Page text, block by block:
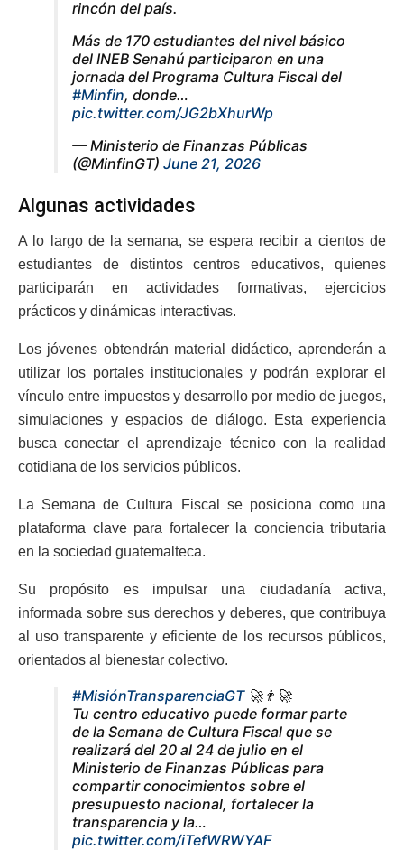
rincón del país.
Más de 170 estudiantes del nivel básico
del INEB Senahú participaron en una
jornada del Programa Cultura Fiscal del
#Minfin, donde…
pic.twitter.com/JG2bXhurWp
— Ministerio de Finanzas Públicas
(@MinfinGT) June 21, 2026
Algunas actividades
A lo largo de la semana, se espera recibir a cientos de
estudiantes de distintos centros educativos, quienes
participarán en actividades formativas, ejercicios
prácticos y dinámicas interactivas.
Los jóvenes obtendrán material didáctico, aprenderán a
utilizar los portales institucionales y podrán explorar el
vínculo entre impuestos y desarrollo por medio de juegos,
simulaciones y espacios de diálogo. Esta experiencia
busca conectar el aprendizaje técnico con la realidad
cotidiana de los servicios públicos.
La Semana de Cultura Fiscal se posiciona como una
plataforma clave para fortalecer la conciencia tributaria
en la sociedad guatemalteca.
Su propósito es impulsar una ciudadanía activa,
informada sobre sus derechos y deberes, que contribuya
al uso transparente y eficiente de los recursos públicos,
orientados al bienestar colectivo.
#MisiónTransparenciaGT🚀👨‍🚀
Tu centro educativo puede formar parte
de la Semana de Cultura Fiscal que se
realizará del 20 al 24 de julio en el
Ministerio de Finanzas Públicas para
compartir conocimientos sobre el
presupuesto nacional, fortalecer la
transparencia y la…
pic.twitter.com/iTefWRWYAF